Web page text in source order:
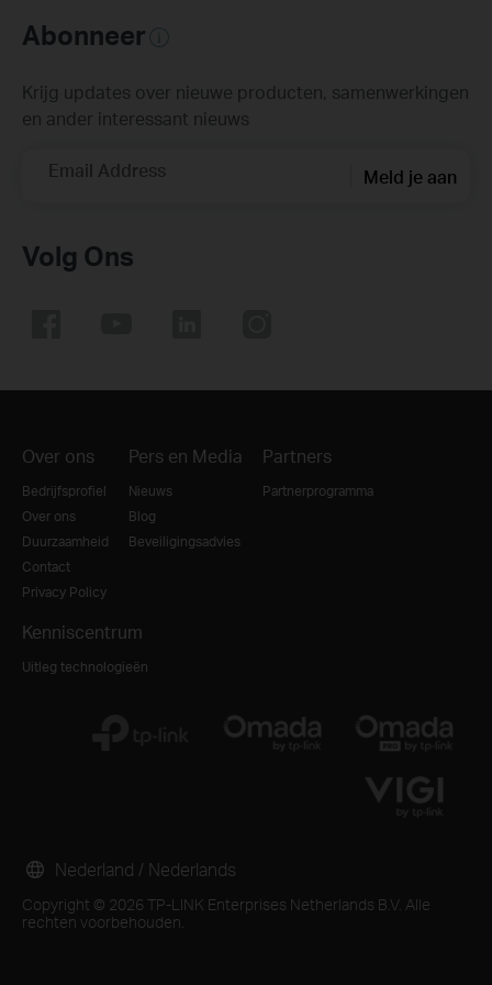
Abonneer
Krijg updates over nieuwe producten, samenwerkingen
en ander interessant nieuws
Email Address Meld je aan
Volg Ons
Over ons
Bedrijfsprofiel
Over ons
Duurzaamheid
Contact
Privacy Policy
Pers en Media
Nieuws
Blog
Beveiligingsadvies
Partners
Partnerprogramma
Kenniscentrum
Uitleg technologieën
Copyright © 2026 TP-LINK Enterprises Netherlands B.V. Alle
rechten voorbehouden.
Nederland / Nederlands